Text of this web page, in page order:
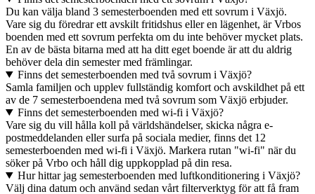
Du kan välja bland 3 semesterboenden med ett sovrum i Växjö.
Vare sig du föredrar ett avskilt fritidshus eller en lägenhet, är Vrbos
boenden med ett sovrum perfekta om du inte behöver mycket plats.
En av de bästa bitarna med att ha ditt eget boende är att du aldrig
behöver dela din semester med främlingar.
Finns det semesterboenden med två sovrum i Växjö?
Samla familjen och upplev fullständig komfort och avskildhet på ett
av de 7 semesterboendena med två sovrum som Växjö erbjuder.
Finns det semesterboenden med wi-fi i Växjö?
Vare sig du vill hålla koll på världshändelser, skicka några e-
postmeddelanden eller surfa på sociala medier, finns det 12
semesterboenden med wi-fi i Växjö. Markera rutan "wi-fi" när du
söker på Vrbo och håll dig uppkopplad på din resa.
Hur hittar jag semesterboenden med luftkonditionering i Växjö?
Välj dina datum och använd sedan vårt filterverktyg för att få fram